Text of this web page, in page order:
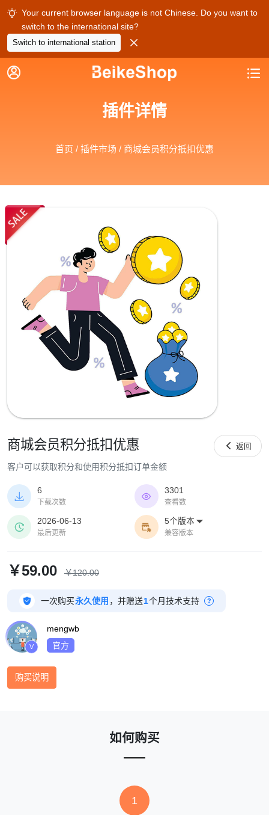
 Your current browser language is not Chinese. Do you want to
switch to the international site?
Switch to international station 
 
插件详情
首页 / 插件市场 / 商城会员积分抵扣优惠
商城会员积分抵扣优惠
客户可以获取积分和使用积分抵扣订单金额
 返回

6
下载次数

3301
查看数

2026-06-13
最后更新

5个版本 
兼容版本
￥59.00 ￥120.00
 一次购买永久使用 ，并赠送1个月技术支持 ?
V
mengwb
官方
购买说明
如何购买
1